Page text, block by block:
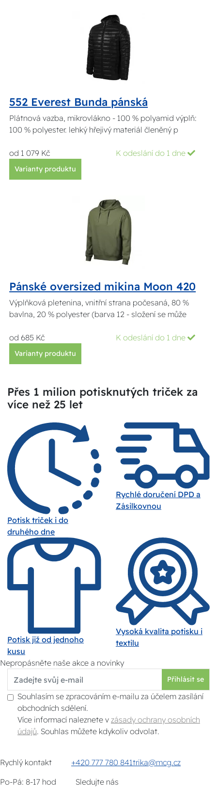
552 Everest Bunda pánská
Plátnová vazba, mikrovlákno - 100 % polyamid výplň:
100 % polyester. lehký hřejivý materiál členěný p
od 1 079 Kč K odeslání do 1 dne
Varianty produktu
Pánské oversized mikina Moon 420
Výplňková pletenina, vnitřní strana počesaná, 80 %
bavlna, 20 % polyester (barva 12 - složení se může
od 685 Kč K odeslání do 1 dne
Varianty produktu
Přes 1 milion potisknutých triček za
více než 25 let
Potisk triček i do
druhého dne
Rychlé doručení DPD a
Zásilkovnou
Potisk již od jednoho
kusu
Vysoká kvalita potisku i
textilu
Nepropásněte naše akce a novinky
Přihlásit se
Souhlasím se zpracováním e-mailu za účelem zasílání
obchodních sdělení.
Více informací naleznete v zásady ochrany osobních
údajů . Souhlas můžete kdykoliv odvolat.
Rychlý kontakt +420 777 780 841trika@mcg.cz
Po-Pá: 8-17 hod
Sledujte nás